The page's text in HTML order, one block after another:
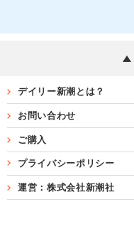
デイリー新潮とは？
お問い合わせ
ご購入
プライバシーポリシー
運営：株式会社新潮社